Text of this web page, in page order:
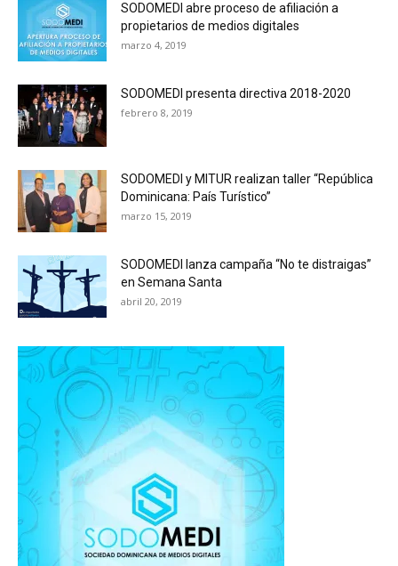
SODOMEDI abre proceso de afiliación a
propietarios de medios digitales
marzo 4, 2019
SODOMEDI presenta directiva 2018-2020
febrero 8, 2019
SODOMEDI y MITUR realizan taller “República
Dominicana: País Turístico”
marzo 15, 2019
SODOMEDI lanza campaña “No te distraigas”
en Semana Santa
abril 20, 2019